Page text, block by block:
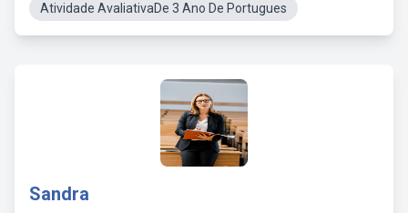
Atividade AvaliativaDe 3 Ano De Portugues
Sandra